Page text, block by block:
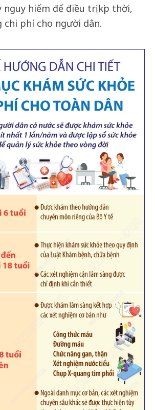
nguy hiểm để điều trị kịp thời,
chi phí cho người dân.